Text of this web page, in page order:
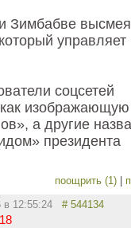
Зимбабве
управляет
соцсетей
как изображающую
а другие
президента
поощрить (1)
в 12:55:24 # 544134